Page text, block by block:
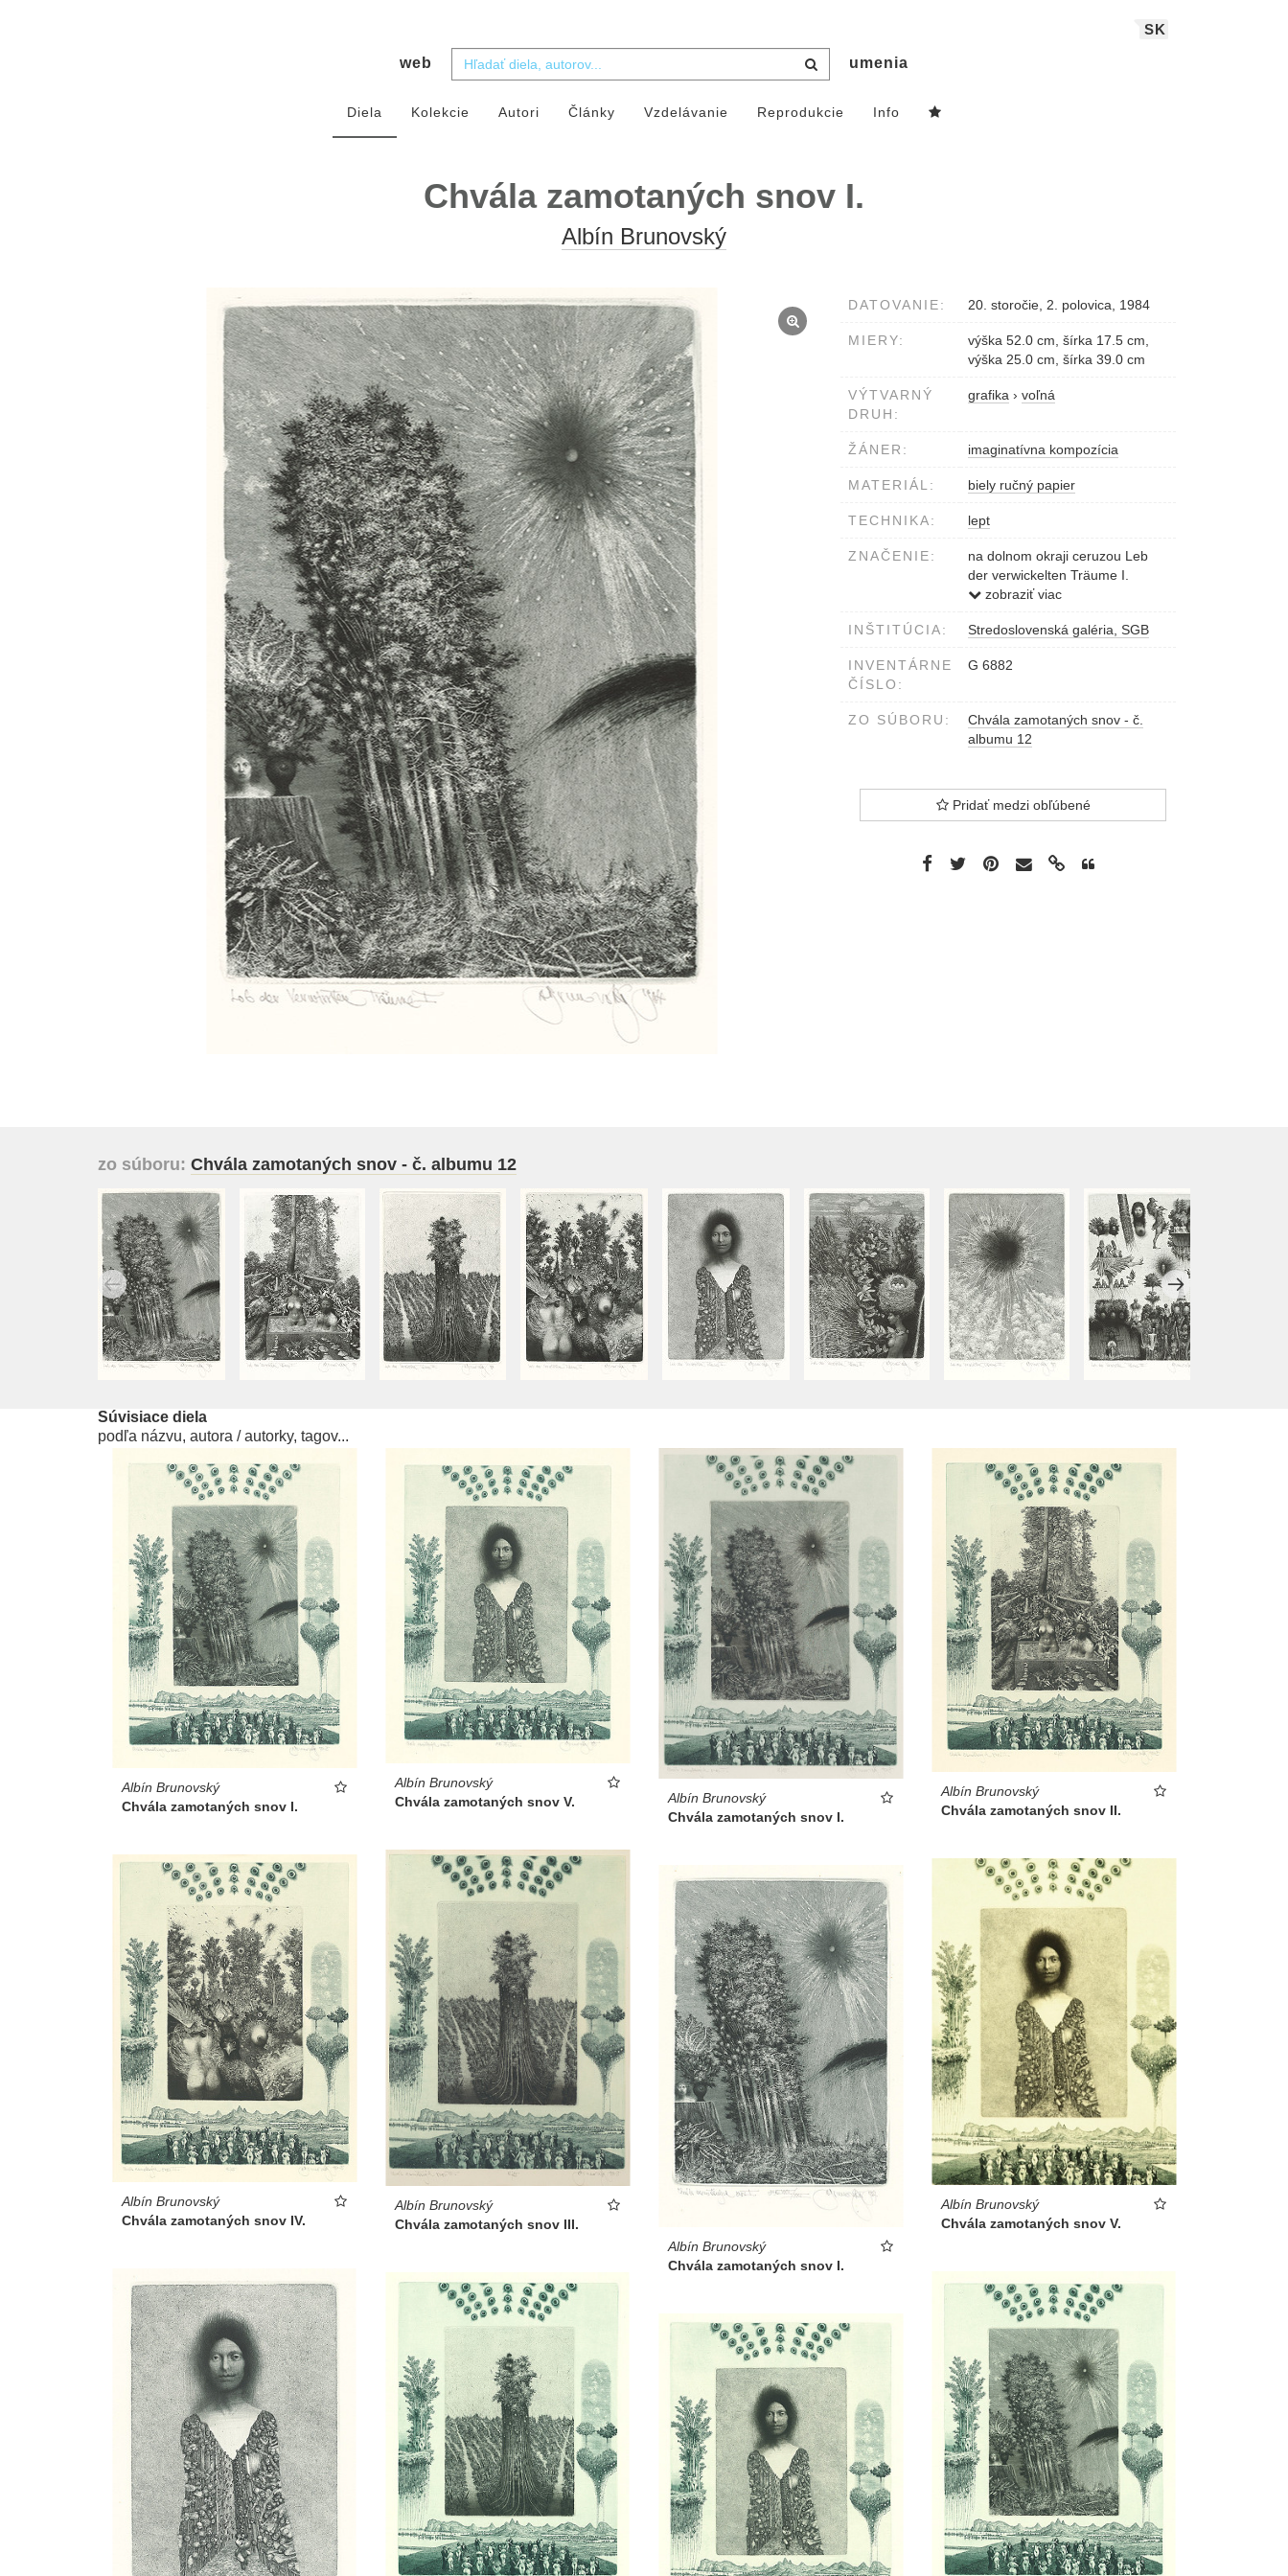
SK
web umenia
Diela Kolekcie Autori Články Vzdelávanie Reprodukcie Info
Chvála zamotaných snov I.
Albín Brunovský
DATOVANIE: 20. storočie, 2. polovica, 1984
MIERY:
výška 52.0 cm, šírka 17.5 cm,
výška 25.0 cm, šírka 39.0 cm
VÝTVARNÝ
DRUH:
grafika › voľná
ŽÁNER: imaginatívna kompozícia
MATERIÁL: biely ručný papier
TECHNIKA: lept
ZNAČENIE:
na dolnom okraji ceruzou Leb
der verwickelten Träume I.
A.Brunovský 1984
zobraziť viac
INŠTITÚCIA: Stredoslovenská galéria, SGB
INVENTÁRNE
ČÍSLO:
G 6882
ZO SÚBORU:
Chvála zamotaných snov - č.
albumu 12
Pridať medzi obľúbené
zo súboru: Chvála zamotaných snov - č. albumu 12
Súvisiace diela
podľa názvu, autora / autorky, tagov...
Albín Brunovský
Chvála zamotaných snov I.
Albín Brunovský
Chvála zamotaných snov V.
Albín Brunovský
Chvála zamotaných snov I.
Albín Brunovský
Chvála zamotaných snov II.
Albín Brunovský
Chvála zamotaných snov III.
Albín Brunovský
Chvála zamotaných snov IV.
Albín Brunovský
Chvála zamotaných snov V.
Albín Brunovský
Chvála zamotaných snov I.